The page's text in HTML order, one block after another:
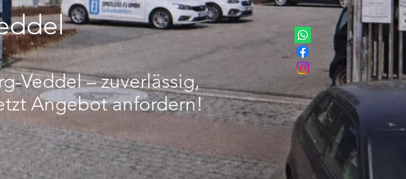
Veddel – zuverlässig,
Angebot anfordern!